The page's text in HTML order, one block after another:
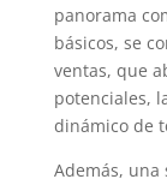
panorama
básicos, se
ventas, que
potenciales,
dinámico de
Además,